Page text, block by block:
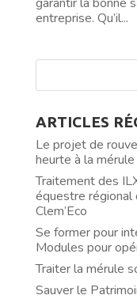
entreprise. Qu’il...
ARTICLES
Le projet de
heurte à la mérule
Traitement des
équestre
Clem’Eco
Se former pour
Modules pour
Traiter la mérule
Sauver le